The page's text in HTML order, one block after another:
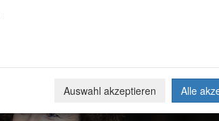
Auswahl akzeptieren Alle